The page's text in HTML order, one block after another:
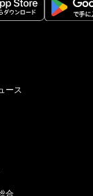
ース
合